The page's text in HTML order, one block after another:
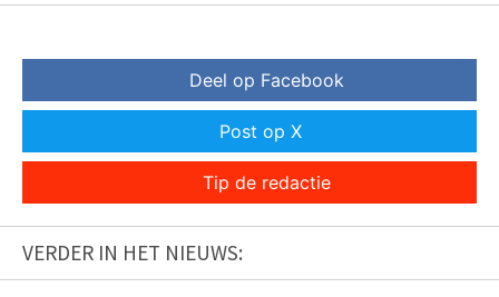
Deel op Facebook
Post op X
Tip de redactie
VERDER IN HET NIEUWS: